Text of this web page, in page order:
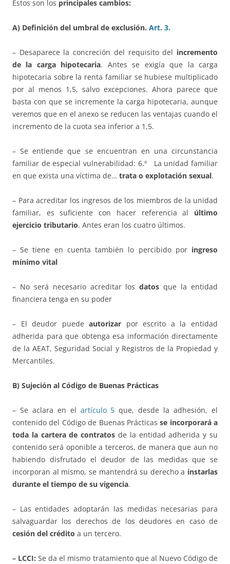
Estos son los principales cambios:
A) Definición del umbral de exclusión. Art. 3.
– Desaparece la concreción del requisito del incremento
de la carga hipotecaria. Antes se exigía que la carga
hipotecaria sobre la renta familiar se hubiese multiplicado
por al menos 1,5, salvo excepciones. Ahora parece que
basta con que se incremente la carga hipotecaria, aunque
veremos que en el anexo se reducen las ventajas cuando el
incremento de la cuota sea inferior a 1,5.
– Se entiende que se encuentran en una circunstancia
familiar de especial vulnerabilidad: 6.º La unidad familiar
en que exista una víctima de… trata o explotación sexual.
– Para acreditar los ingresos de los miembros de la unidad
familiar, es suficiente con hacer referencia al último
ejercicio tributario. Antes eran los cuatro últimos.
– Se tiene en cuenta también lo percibido por ingreso
mínimo vital
– No será necesario acreditar losdatos que la entidad
financiera tenga en su poder
– El deudor puedeautorizar por escrito a la entidad
adherida para que obtenga esa información directamente
de la AEAT, Seguridad Social y Registros de la Propiedad y
Mercantiles.
B) Sujeción al Código de Buenas Prácticas
– Se aclara en el artículo 5 que, desde la adhesión, el
contenido del Código de Buenas Prácticasse incorporará a
toda la cartera de contratos de la entidad adherida y su
contenido será oponible a terceros, de manera que aun no
habiendo disfrutado el deudor de las medidas que se
incorporan al mismo, se mantendrá su derecho a instarlas
durante el tiempo de su vigencia.
– Las entidades adoptarán las medidas necesarias para
salvaguardar los derechos de los deudores en caso de
cesión del crédito a un tercero.
– LCCI: Se da el mismo tratamiento que al Nuevo Código de